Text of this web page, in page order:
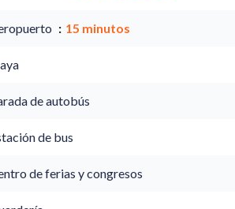
15 minutos
de autobús
de bus
de ferias y congresos